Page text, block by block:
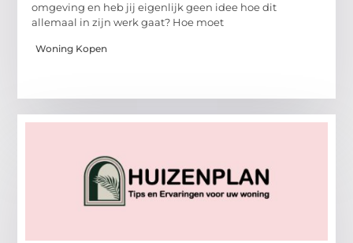
omgeving en heb jij eigenlijk geen idee hoe dit
allemaal in zijn werk gaat? Hoe moet
Woning Kopen